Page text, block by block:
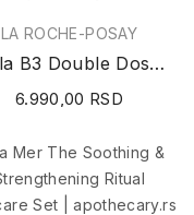
LA ROCHE-POSAY
Mela B3 Double Dose 40ml
6.990,00 RSD